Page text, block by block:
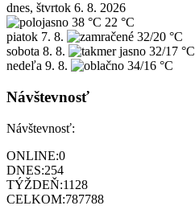
dnes, štvrtok 6. 8. 2026
38 °C 22 °C
piatok 7. 8.
32/20 °C
sobota 8. 8.
32/17 °C
nedeľa 9. 8. 34/16 °C
Návštevnosť
Návštevnosť:
ONLINE:0
DNES:254
TÝŽDEŇ:1128
CELKOM:787788